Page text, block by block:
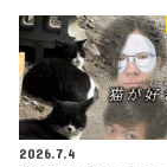
2026.7.4